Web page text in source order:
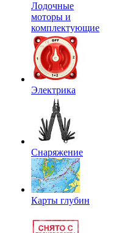
Лодочные
моторы и
комплектующие
Электрика
Снаряжение
Карты глубин